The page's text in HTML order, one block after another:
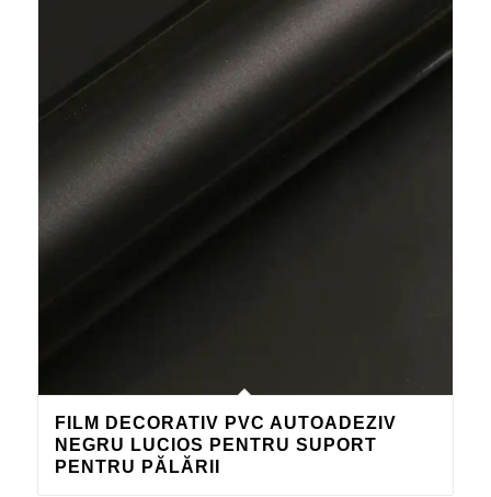
FILM DECORATIV PVC AUTOADEZIV
NEGRU LUCIOS PENTRU SUPORT
PENTRU PĂLĂRII